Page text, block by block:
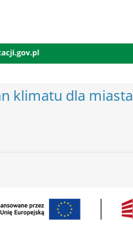
klimatu dla miasta